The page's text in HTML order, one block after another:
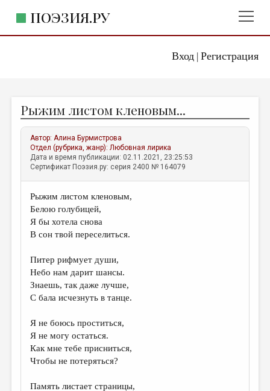
Вход| Регистрация
ПОЭЗИЯ.РУ
ЖАНРЫ
АВТОРЫ
КОММЕНТАРИИ
ЛИТСАЛОН
НОВОСТИ
ПРАВИЛА САЙТА
ИЗБРАННОЕ
ДАЙДЖЕСТ
ПЕРЕВОДЫ
КОНКУРСЫ
Рыжим листом кленовым...
Автор:Алина Бурмистрова
Отдел (рубрика, жанр):Любовная лирика
Дата и время публикации: 02.11.2021, 23:25:53
Сертификат Поэзия.ру: серия 2400 № 164079
Рыжим листом кленовым,
Белою голубицей,
Я бы хотела снова
В сон твой переселиться.
Питер рифмует души,
Небо нам дарит шансы.
Знаешь, так даже лучше,
С бала исчезнуть в танце.
Я не боюсь проститься,
Я не могу остаться.
Как мне тебе присниться,
Чтобы не потеряться?
Память листает страницы,